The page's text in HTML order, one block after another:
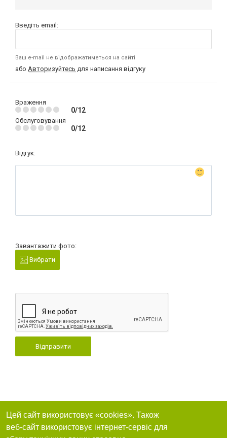
Введіть email:
Ваш e-mail не відображатиметься на сайті
або Авторизуйтесь для написання відгуку
Враження
0/12
Обслуговування
0/12
Відгук:
Завантажити фото:
Вибрати
Відправити
Цей сайт використовує «cookies». Також
веб-сайт використовує інтернет-сервіс для